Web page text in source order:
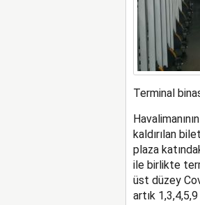
Terminal
kaldırılan
plaza
ile birlikte
üst düzey
artık